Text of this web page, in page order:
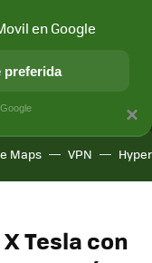
APLICACIONES
Maps VPN
Tesla con
×
en Google
preferida